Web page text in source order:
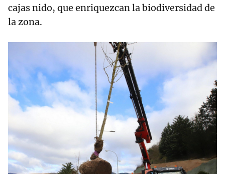
cajas nido, que enriquezcan la biodiversidad de
la zona.